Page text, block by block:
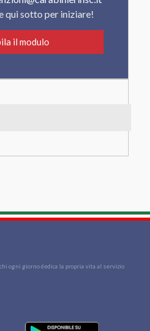
qui sotto per iniziare!
il modulo
ogni giorno dedica la propria vita al servizio